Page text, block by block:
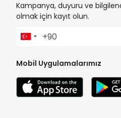
Kampanya, duyuru ve
olmak için kayıt olun.
Mobil Uygulamalarımız